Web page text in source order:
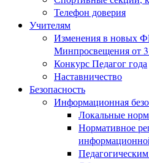
Телефон доверия
Учителям
Изменения в
Минпросвещения от
Конкурс Педагог года
Наставничество
Безопасность
Информационная
Локальные
Нормативное